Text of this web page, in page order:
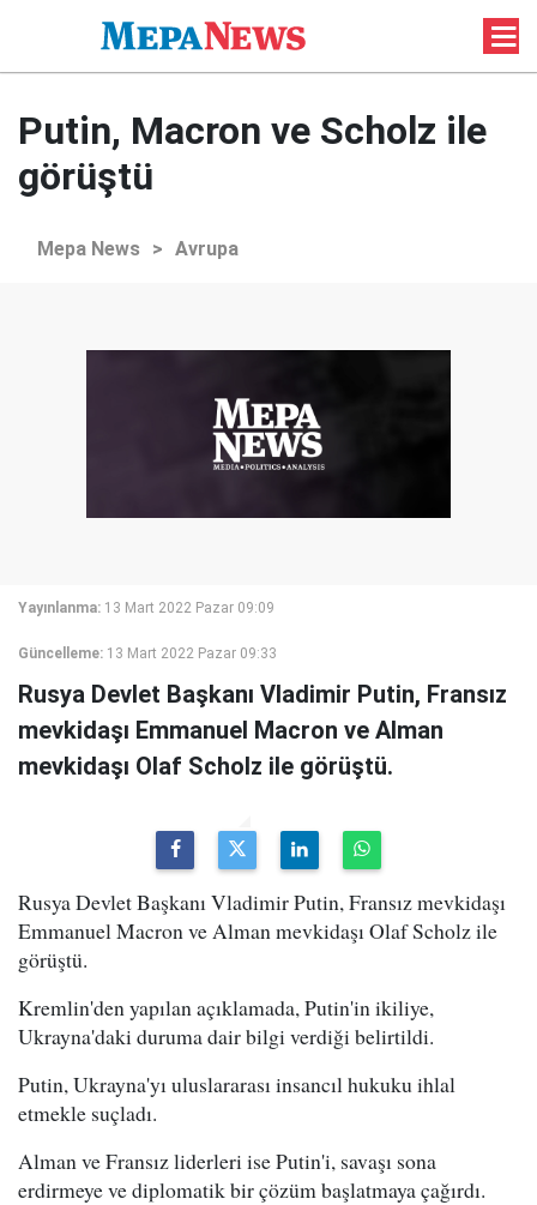
Putin, Macron ve Scholz ile
görüştü
Mepa News > Avrupa
Yayınlanma: 13 Mart 2022 Pazar 09:09
Güncelleme: 13 Mart 2022 Pazar 09:33
Rusya Devlet Başkanı Vladimir Putin, Fransız
mevkidaşı Emmanuel Macron ve Alman
mevkidaşı Olaf Scholz ile görüştü.
Rusya Devlet Başkanı Vladimir Putin, Fransız mevkidaşı
Emmanuel Macron ve Alman mevkidaşı Olaf Scholz ile
görüştü.
Kremlin'den yapılan açıklamada, Putin'in ikiliye,
Ukrayna'daki duruma dair bilgi verdiği belirtildi.
Putin, Ukrayna'yı uluslararası insancıl hukuku ihlal
etmekle suçladı.
Alman ve Fransız liderleri ise Putin'i, savaşı sona
erdirmeye ve diplomatik bir çözüm başlatmaya çağırdı.